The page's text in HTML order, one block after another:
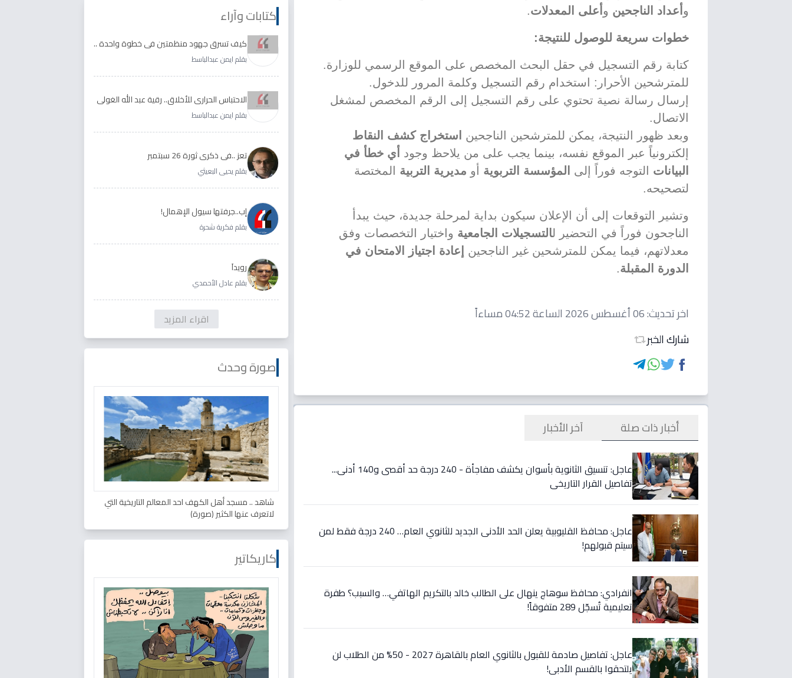
و أعداد الناجحين و أعلى المعدلات.
خطوات سريعة للوصول للنتيجة:
كتابة رقم التسجيل في حقل البحث المخصص على الموقع الرسمي للوزارة.
للمترشحين الأحرار: استخدام رقم التسجيل وكلمة المرور للدخول.
إرسال رسالة نصية تحتوي على رقم التسجيل إلى الرقم المخصص لمشغل
الاتصال.
وبعد ظهور النتيجة، يمكن للمترشحين الناجحين
استخراج كشف النقاط
إلكترونياً عبر الموقع نفسه، بينما يجب على من يلاحظ وجود
أي خطأ في
البيانات التوجه فوراً إلى المؤسسة التربوية أو مديرية التربية المختصة
لتصحيحه.
وتشير التوقعات إلى أن الإعلان سيكون بداية لمرحلة جديدة، حيث يبدأ
الناجحون فوراً في التحضير لالتسجيلات الجامعية واختيار التخصصات وفق
معدلاتهم، فيما يمكن للمترشحين غير الناجحين
إعادة اجتياز الامتحان في
الدورة المقبلة.
اخر تحديث:06 أغسطس 2026 الساعة 04:52 مساءاً
شارك الخبر
أخبار ذات صلة آخر الأخبار
عاجل: تنسيق الثانوية بأسوان يكشف مفاجأة - 240 درجة حد أقصى و140 أدنى...
تفاصيل القرار التاريخي
عاجل: محافظ القليوبية يعلن الحد الأدنى الجديد للثانوي العام… 240 درجة فقط لمن
سيتم قبولهم!
انفرادي: محافظ سوهاج ينهال على الطالب خالد بالتكريم الهاتفي… والسبب؟ طفرة
تعليمية تُسجّل 289 متفوقاً!
عاجل: تفاصيل صادمة للقبول بالثانوي العام بالقاهرة 2027 - 50% من الطلاب لن
يلتحقوا بالقسم الأدبي!
كتابات وآراء
كيف تسرق جهود منظمتين في خطوة واحدة ..
الأجابة لدى رقية عبد الله الغولي وغدير طيره
بقلم ايمن عبدالباسط
الاحتباس الحراري للأخلاق.. رقية عبد الله الغولي
وغدير طيره نموذجا
بقلم ايمن عبدالباسط
تعز ..في ذكرى ثورة 26 سبتمبر
بقلم يحيى البعيثي
إب..جرفتها سيول الإهمال!
بقلم فكرية شحرة
رويداَ
بقلم عادل الأحمدي
اقراء المزيد
صورة وحدث
شاهد .. مسجد أهل الكهف احد المعالم التاريخية التي
لاتعرف عنها الكثير (صورة)
كاريكاتير